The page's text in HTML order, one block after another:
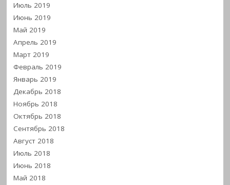
Июль 2019
Июнь 2019
Май 2019
Апрель 2019
Март 2019
Февраль 2019
Январь 2019
Декабрь 2018
Ноябрь 2018
Октябрь 2018
Сентябрь 2018
Август 2018
Июль 2018
Июнь 2018
Май 2018